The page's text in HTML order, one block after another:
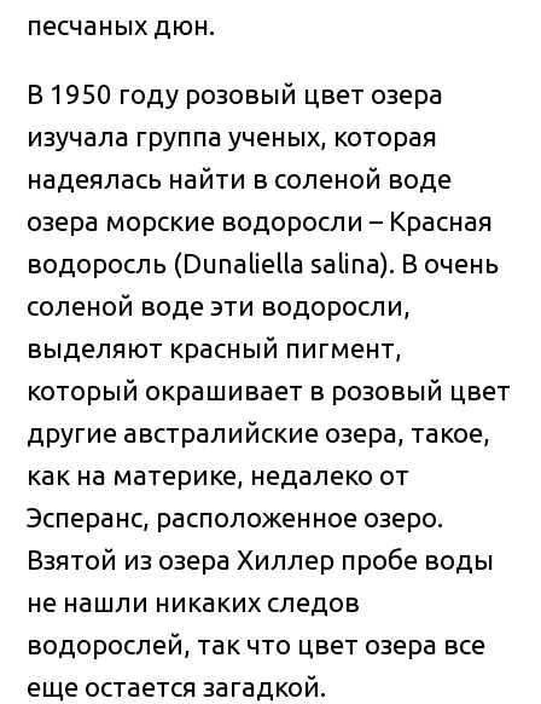
песчаных дюн.
В 1950 году розовый цвет озера
изучала группа ученых, которая
надеялась найти в соленой воде
озера морские водоросли – Красная
водоросль (Dunaliella salina). В очень
соленой воде эти водоросли,
выделяют красный пигмент,
который окрашивает в розовый цвет
другие австралийские озера, такое,
как на материке, недалеко от
Эсперанс, расположенное озеро.
Взятой из озера Хиллер пробе воды
не нашли никаких следов
водорослей, так что цвет озера все
еще остается загадкой.